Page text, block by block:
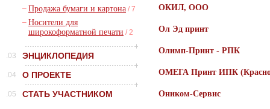
– Продажа бумаги и картона / 7
– Носители для
широкоформатной печати / 2
.03 ЭНЦИКЛОПЕДИЯ
.04 О ПРОЕКТЕ
.05 СТАТЬ УЧАСТНИКОМ
ОКИЛ, ООО
Ол Эд принт
Олимп-Принт - РПК
ОМЕГА Принт ИПК
Оником-Сервис